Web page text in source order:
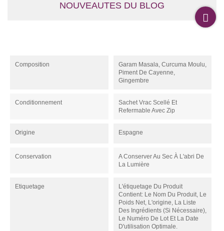
NOUVEAUTES DU BLOG
Composition
Garam Masala, Curcuma Moulu,
Piment De Cayenne,
Gingembre
Conditionnement
Sachet Vrac Scellé Et
Refermable Avec Zip
Origine Espagne
Conservation
A Conserver Au Sec À L'abri De
La Lumière
Etiquetage
L'étiquetage Du Produit
Contient: Le Nom Du Produit, Le
Poids Net, L'origine, La Liste
Des Ingrédients (si Nécessaire),
Le Numéro De Lot Et La Date
D'utilisation Optimale.